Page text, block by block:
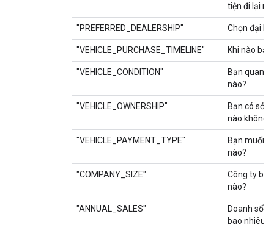
tiện đi lại
"PREFERRED_DEALERSHIP" Chọn đại lý
"VEHICLE_PURCHASE_TIMELINE" Khi nào
"VEHICLE_CONDITION"
Bạn quan
nào?
"VEHICLE_OWNERSHIP"
Bạn có sở
nào không?
"VEHICLE_PAYMENT_TYPE"
Bạn muốn
nào?
"COMPANY_SIZE"
Công ty
nào?
"ANNUAL_SALES"
Doanh số
bao nhiêu?